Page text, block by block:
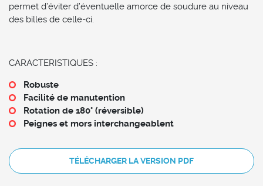
permet d’éviter d’éventuelle amorce de soudure au niveau
des billes de celle-ci.
CARACTERISTIQUES :
Robuste
Facilité de manutention
Rotation de 180° (réversible)
Peignes et mors interchangeablent
TÉLÉCHARGER LA VERSION PDF